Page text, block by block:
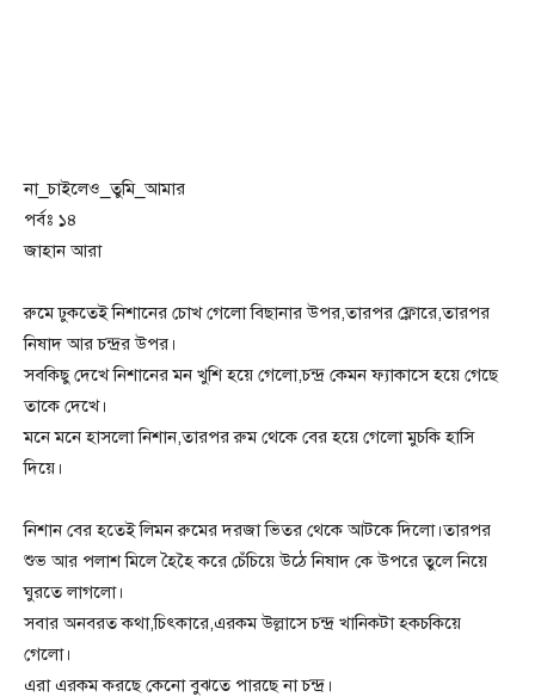
না_চাইলেও_তুমি_আমার
পর্বঃ ১৪
জাহান আরা
রুমে ঢুকতেই নিশানের চোখ গেলো বিছানার উপর,তারপর ফ্লোরে,তারপর
নিষাদ আর চন্দ্রর উপর।
সবকিছু দেখে নিশানের মন খুশি হয়ে গেলো,চন্দ্র কেমন ফ্যাকাসে হয়ে গেছে
তাকে দেখে।
মনে মনে হাসলো নিশান,তারপর রুম থেকে বের হয়ে গেলো মুচকি হাসি
দিয়ে।
নিশান বের হতেই লিমন রুমের দরজা ভিতর থেকে আটকে দিলো।তারপর
শুভ আর পলাশ মিলে হৈহৈ করে চেঁচিয়ে উঠে নিষাদ কে উপরে তুলে নিয়ে
ঘুরতে লাগলো।
সবার অনবরত কথা,চিৎকারে,এরকম উল্লাসে চন্দ্র খানিকটা হকচকিয়ে
গেলো।
এরা এরকম করছে কেনো বুঝতে পারছে না চন্দ্র।